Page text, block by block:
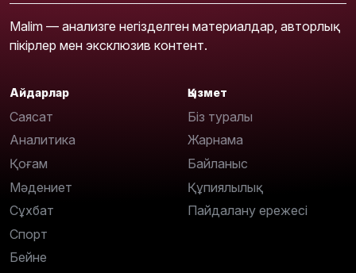
Malim — анализге негізделген материалдар, авторлық
пікірлер мен эксклюзив контент.
Айдарлар
Саясат
Аналитика
Қоғам
Мәдениет
Сұхбат
Спорт
Бейне
Қызмет
Біз туралы
Жарнама
Байланыс
Құпиялылық
Пайдалану ережесі